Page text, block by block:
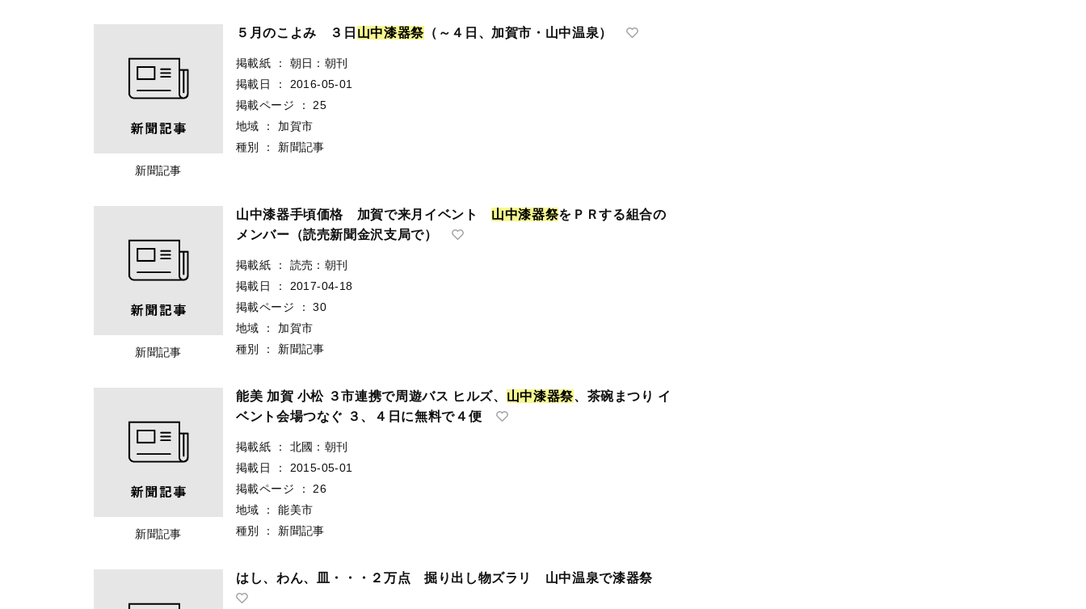
新聞記事
５月のこよみ ３日 山中漆器祭（～４日、加賀市・山中温泉）
掲載紙 ：
朝日：朝刊
掲載日
：
2016-05-01
掲載ページ
：
25
地域
：
加賀市
種別
： 新聞記事
新聞記事
山中漆器手頃価格 加賀で来月イベント 山中漆器祭をＰＲする組合の
メンバー（読売新聞金沢支局で）
掲載紙 ：
読売：朝刊
掲載日
：
2017-04-18
掲載ページ
：
30
地域
：
加賀市
種別
： 新聞記事
新聞記事
能美 加賀 小松 ３市連携で周遊バス ヒルズ、 山中漆器祭、茶碗まつり イ
ベント会場つなぐ ３、４日に無料で４便
掲載紙 ：
北國：朝刊
掲載日
：
2015-05-01
掲載ページ
：
26
地域
：
能美市
種別
： 新聞記事
はし、わん、皿・・・２万点 掘り出し物ズラリ 山中温泉で漆器祭